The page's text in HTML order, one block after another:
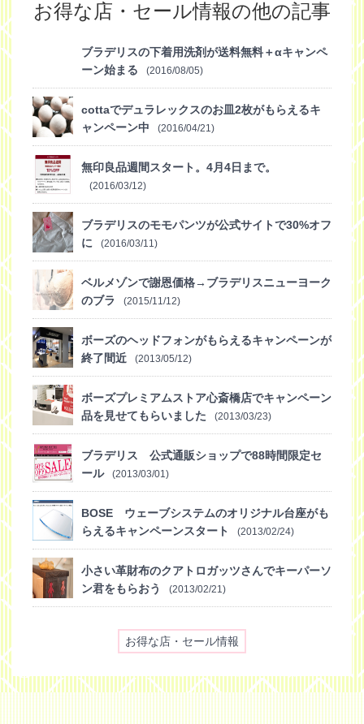
お得な店・セール情報の他の記事
ブラデリスの下着用洗剤が送料無料＋αキャンペ
ーン始まる
(2016/08/05)
cottaでデュラレックスのお皿2枚がもらえるキ
ャンペーン中
(2016/04/21)
無印良品週間スタート。4月4日まで。
(2016/03/12)
ブラデリスのモモパンツが公式サイトで30%オフ
に
(2016/03/11)
ベルメゾンで謝恩価格→ブラデリスニューヨーク
のブラ
(2015/11/12)
ボーズのヘッドフォンがもらえるキャンペーンが
終了間近
(2013/05/12)
ボーズプレミアムストア心斎橋店でキャンペーン
品を見せてもらいました
(2013/03/23)
ブラデリス 公式通販ショップで88時間限定セ
ール
(2013/03/01)
BOSE ウェーブシステムのオリジナル台座がも
らえるキャンペーンスタート
(2013/02/24)
小さい革財布のクアトロガッツさんでキーパーソ
ン君をもらおう
(2013/02/21)
お得な店・セール情報